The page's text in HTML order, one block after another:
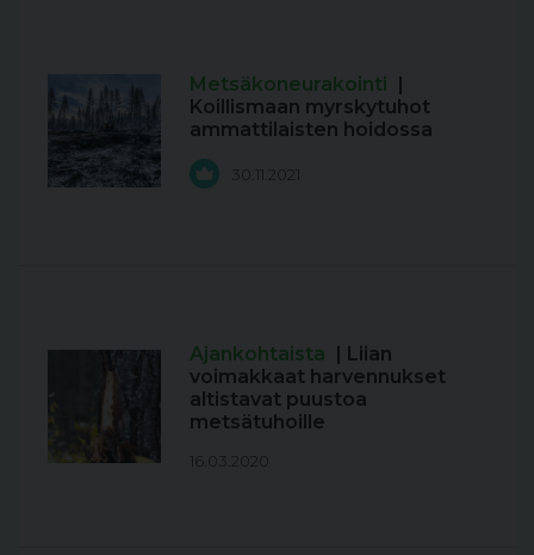
Metsäkoneurakointi
Koillismaan myrskytuhot
ammattilaisten hoidossa
30.11.2021
Ajankohtaista
| Liian
voimakkaat harvennukset
altistavat puustoa
metsätuhoille
16.03.2020